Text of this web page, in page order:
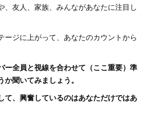
、友人、家族、みんながあなたに注目し
ージに上がって、あなたのカウントから
ー全員と視線を合わせて（ここ重要）準
聞いてみましょう。
て、興奮しているのはあなただけではあ